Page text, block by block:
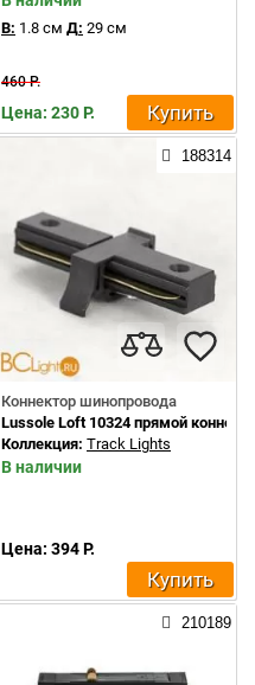
В: 1.8 см Д: 29 см
460 Р.
Цена: 230 Р. Купить
188314
Коннектор шинопровода
Lussole Loft 10324 прямой
Коллекция: Track Lights
В наличии
Цена: 394 Р.
Купить
210189